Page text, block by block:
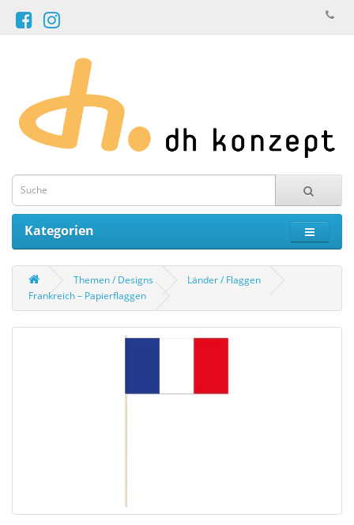
Kategorien
Themen / Designs
Länder / Flaggen
Frankreich – Papierflaggen